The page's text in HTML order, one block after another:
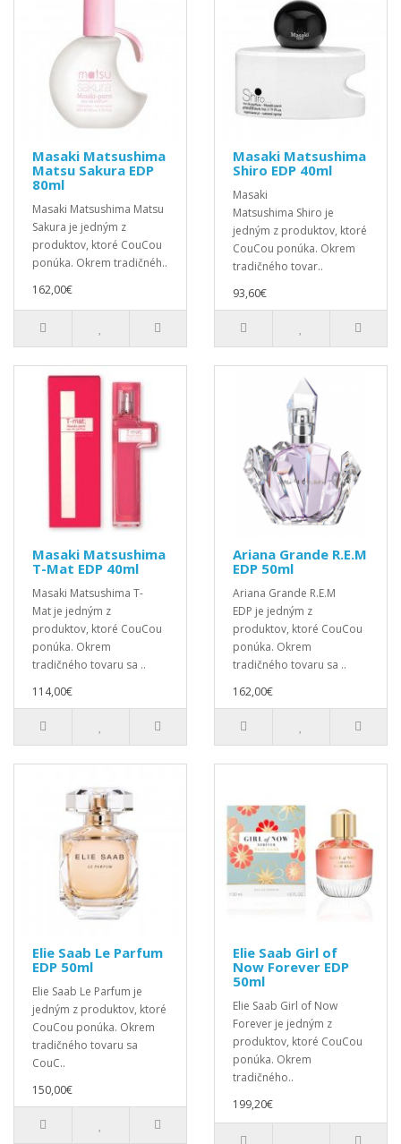
Masaki Matsushima
Matsu Sakura EDP
80ml
Masaki Matsushima Matsu
Sakura je jedným z
produktov, ktoré CouCou
ponúka. Okrem tradičnéh..
162,00€
Masaki Matsushima
Shiro EDP 40ml
Masaki
Matsushima Shiro je
jedným z produktov, ktoré
CouCou ponúka. Okrem
tradičného tovar..
93,60€
Masaki Matsushima
T-Mat EDP 40ml
Masaki Matsushima T-
Mat je jedným z
produktov, ktoré CouCou
ponúka. Okrem
tradičného tovaru sa ..
114,00€
Ariana Grande R.E.M
EDP 50ml
Ariana Grande R.E.M
EDP je jedným z
produktov, ktoré CouCou
ponúka. Okrem
tradičného tovaru sa ..
162,00€
Elie Saab Le Parfum
EDP 50ml
Elie Saab Le Parfum je
jedným z produktov, ktoré
CouCou ponúka. Okrem
tradičného tovaru sa
CouC..
150,00€
Elie Saab Girl of
Now Forever EDP
50ml
Elie Saab Girl of Now
Forever je jedným z
produktov, ktoré CouCou
ponúka. Okrem
tradičného..
199,20€